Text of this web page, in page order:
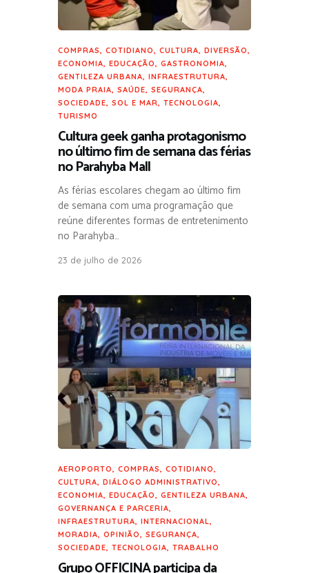
COMPRAS, COTIDIANO, CULTURA, DIVERSÃO,
ECONOMIA, EDUCAÇÃO, GASTRONOMIA,
GENTILEZA URBANA, INFRAESTRUTURA,
MODA PRAIA, SAÚDE, SEGURANÇA,
SOCIEDADE, SOL E MAR, TECNOLOGIA,
TURISMO
Cultura geek ganha protagonismo
no último fim de semana das férias
no Parahyba Mall
As férias escolares chegam ao último fim
de semana com uma programação que
reúne diferentes formas de entretenimento
no Parahyba…
23 de julho de 2026
AEROPORTO, COMPRAS, COTIDIANO,
CULTURA, DIÁLOGO ADMINISTRATIVO,
ECONOMIA, EDUCAÇÃO, GENTILEZA URBANA,
GOVERNANÇA E PARCERIA,
INFRAESTRUTURA, INTERNACIONAL,
MORADIA, OPINIÃO, SEGURANÇA,
SOCIEDADE, TECNOLOGIA, TRABALHO